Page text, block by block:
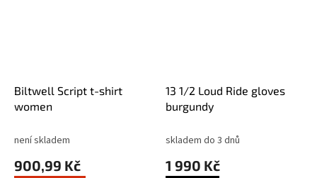
Biltwell Script t-shirt
women
není skladem
900,99 Kč
13 1/2 Loud Ride gloves
burgundy
skladem do 3 dnů
1 990 Kč